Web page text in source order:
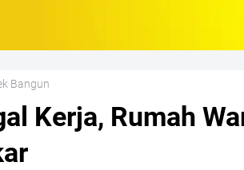
Bangun
Kerja, Rumah